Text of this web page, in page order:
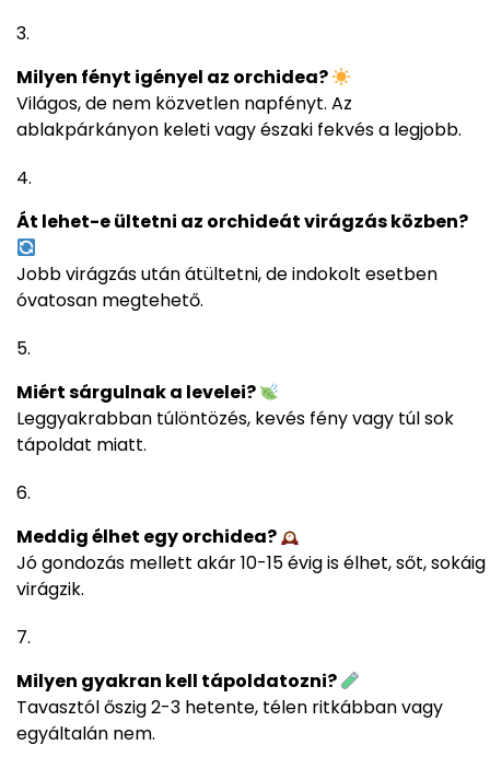
Milyen fényt igényel az orchidea?
Világos, de nem közvetlen napfényt. Az
ablakpárkányon keleti vagy északi fekvés a legjobb.
Át lehet-e ültetni az orchideát virágzás közben?
Jobb virágzás után átültetni, de indokolt esetben
óvatosan megtehető.
Miért sárgulnak a levelei?
Leggyakrabban túlöntözés, kevés fény vagy túl sok
tápoldat miatt.
Meddig élhet egy orchidea?
Jó gondozás mellett akár 10-15 évig is élhet, sőt, sokáig
virágzik.
Milyen gyakran kell tápoldatozni?
Tavasztól őszig 2-3 hetente, télen ritkábban vagy
egyáltalán nem.